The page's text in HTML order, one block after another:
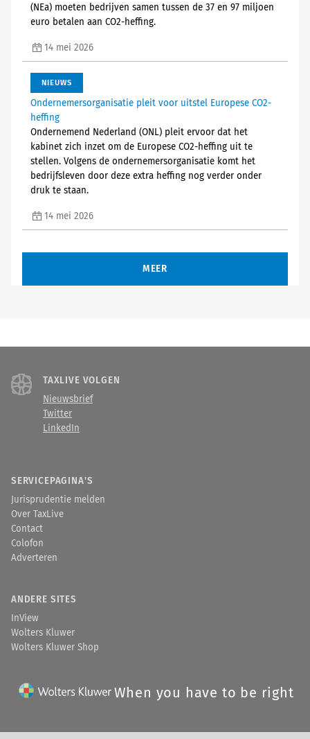
(NEa) moeten bedrijven samen tussen de 37 en 97 miljoen
euro betalen aan CO2-heffing.
14 mei 2026
NIEUWS
Ondernemersorganisatie pleit voor uitstel Europese CO2-
heffing
Ondernemend Nederland (ONL) pleit ervoor dat het
kabinet zich inzet om de Europese CO2-heffing uit te
stellen. Volgens de ondernemersorganisatie komt het
bedrijfsleven door deze extra heffing nog verder onder
druk te staan.
14 mei 2026
MEER
TAXLIVE VOLGEN
Nieuwsbrief
Twitter
LinkedIn
SERVICEPAGINA'S
Jurisprudentie melden
Over TaxLive
Contact
Colofon
Adverteren
ANDERE SITES
InView
Wolters Kluwer
Wolters Kluwer Shop
When you have to be right